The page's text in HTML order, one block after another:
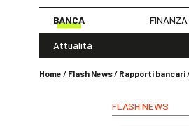
BANCA FINANZA
Attualità
Home / Flash News/ Rapporti bancari
FLASH NEWS